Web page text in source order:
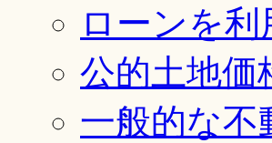
ローンを
公的土地価
一般的な不